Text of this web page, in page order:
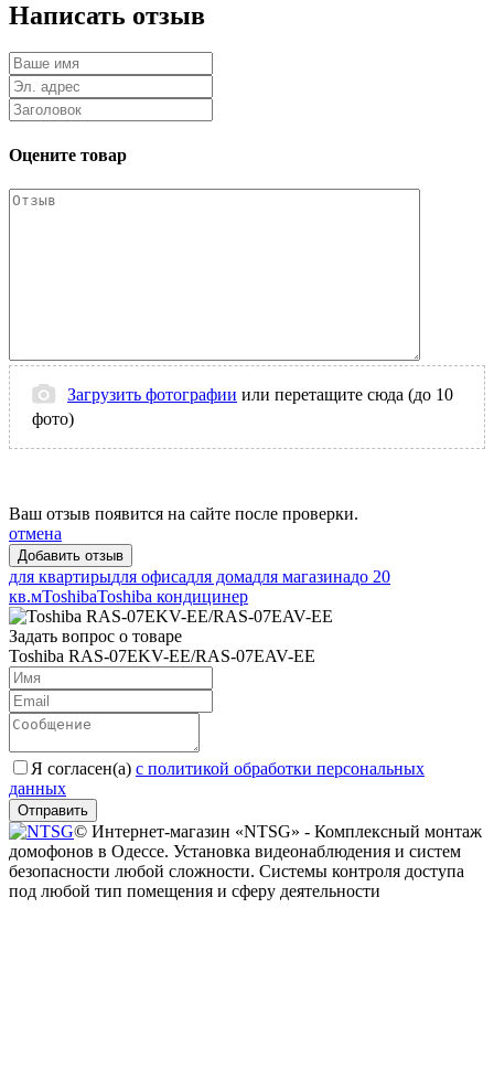
Написать отзыв
Оцените товар
Загрузить фотографии или перетащите сюда (до 10
фото)
Ваш отзыв появится на сайте после проверки.
отмена
для квартирыдля офисадля домадля магазинадо 20
кв.мToshibaToshiba кондицинер
Задать вопрос о товаре
Toshiba RAS-07EKV-EE/RAS-07EAV-EE
Я согласен(a) с политикой обработки персональных
данных
Отправить
© Интернет-магазин «NTSG» - Комплексный монтаж
домофонов в Одессе. Установка видеонаблюдения и систем
безопасности любой сложности. Системы контроля доступа
под любой тип помещения и сферу деятельности